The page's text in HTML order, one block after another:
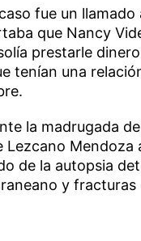
fue un
que Nancy
prestarle
tenían una
la madrugada
Lezcano
de la autopsia
y fracturas